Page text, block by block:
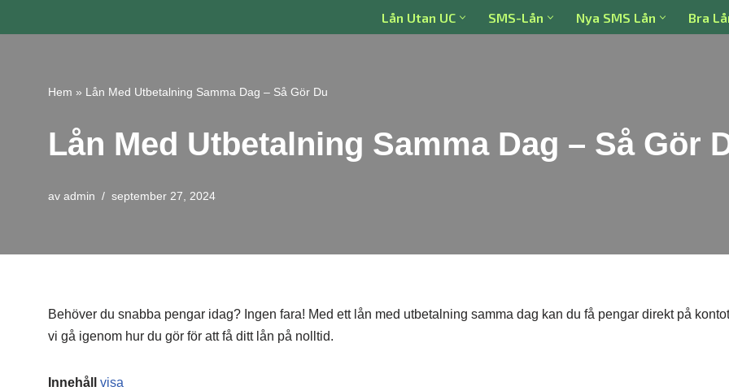
innehåll
Lån Utan UC SMS-Lån Nya SMS Lån Bra
Hem » Lån Med Utbetalning Samma Dag – Så Gör Du
Lån Med Utbetalning Samma Dag – Så Gör
av admin september 27, 2024
Behöver du snabba pengar idag? Ingen fara! Med ett lån med utbetalning samma dag kan du få pengar direkt på
vi gå igenom hur du gör för att få ditt lån på nolltid.
Innehåll visa